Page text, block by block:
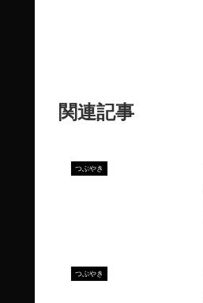
関連記事
つぶやき
つぶやき